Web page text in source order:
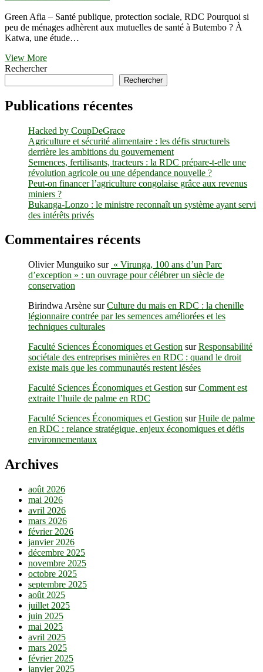
Green Afia – Santé publique, protection sociale, RDC Pourquoi si
peu de ménages adhèrent aux mutuelles de santé à Butembo ? À
Katwa, une étude…
View MoreÀ
Butembo,
si
peu
de
adhèrent-
ils
aux
mutuelles
de
santé
?
L’expérience
de
mutuelle
de
passée
au
crible
d’une
recherche
scientifique
Rechercher
Rechercher
Publications récentes
Hacked by CoupDeGrace
Agriculture et sécurité alimentaire : les défis structurels
derrière les ambitions du gouvernement
Semences, fertilisants, tracteurs : la RDC prépare-t-elle une
révolution agricole ou une dépendance nouvelle ?
Peut-on financer l’agriculture congolaise grâce aux revenus
miniers ?
Bukanga-Lonzo : le ministre reconnaît un système ayant servi
des intérêts privés
Commentaires récents
Olivier Munguiko sur « Virunga, 100 ans d’un Parc
d’exception » : un ouvrage pour célébrer un siècle de
conservation
Birindwa Arsène surCulture du maïs en RDC : la chenille
légionnaire contrée par les semences améliorées et les
techniques culturales
Faculté Sciences Économiques et Gestion surResponsabilité
sociétale des entreprises minières en RDC : quand le droit
existe mais que les communautés restent lésées
Faculté Sciences Économiques et Gestion surComment est
extraite l’huile de palme en RDC
Faculté Sciences Économiques et Gestion surHuile de palme
en RDC : relance stratégique, enjeux économiques et défis
environnementaux
Archives
août 2026
mai 2026
avril 2026
mars 2026
février 2026
janvier 2026
décembre 2025
novembre 2025
octobre 2025
septembre 2025
août 2025
juillet 2025
juin 2025
mai 2025
avril 2025
mars 2025
février 2025
janvier 2025